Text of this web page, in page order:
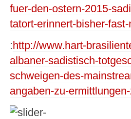
fuer-den-ostern-2015-
tatort-erinnert-bisher-
: http://www.hart-
albaner-sadistisch-
schweigen-des-
angaben-zu-